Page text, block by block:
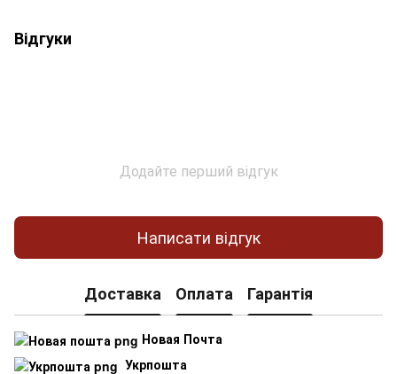
Відгуки
Додайте перший відгук
Написати відгук
Доставка Оплата Гарантія
Новая Почта
Укрпошта